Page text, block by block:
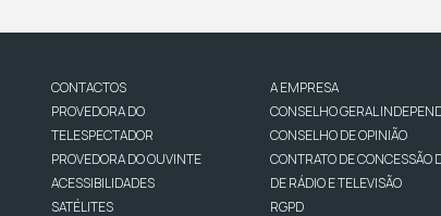
CONTACTOS
PROVEDORA DO
TELESPECTADOR
PROVEDORA DO OUVINTE
ACESSIBILIDADES
SATÉLITES
A EMPRESA
CONSELHO GERAL
CONSELHO DE OPINIÃO
CONTRATO DE CONCESSÃO
DE RÁDIO E TELEVISÃO
RGPD